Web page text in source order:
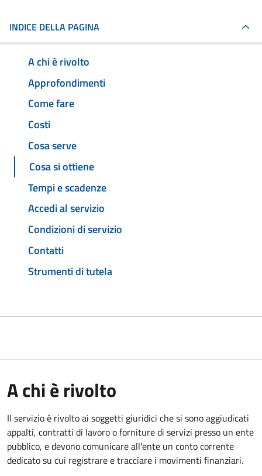
INDICE DELLA PAGINA
A chi è rivolto
Approfondimenti
Come fare
Costi
Cosa serve
Cosa si ottiene
Tempi e scadenze
Accedi al servizio
Condizioni di servizio
Contatti
Strumenti di tutela
A chi è rivolto
Il servizio è rivolto ai soggetti giuridici che si sono aggiudicati
appalti, contratti di lavoro o forniture di servizi presso un ente
pubblico, e devono comunicare all'ente un conto corrente
dedicato su cui registrare e tracciare i movimenti finanziari.